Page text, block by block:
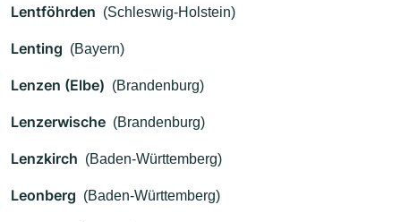
Lentföhrden (Schleswig-Holstein)
Lenting (Bayern)
Lenzen (Elbe) (Brandenburg)
Lenzerwische (Brandenburg)
Lenzkirch (Baden-Württemberg)
Leonberg (Baden-Württemberg)